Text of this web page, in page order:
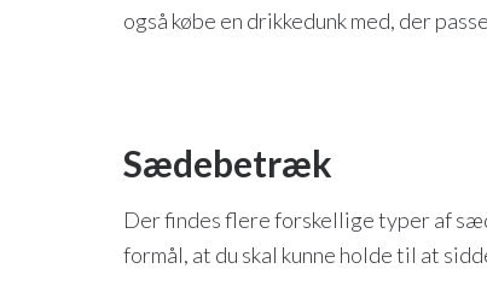
også købe en drikkedunk med, der
Sædebetræk
Der findes flere forskellige typer af
formål, at du skal kunne holde til at